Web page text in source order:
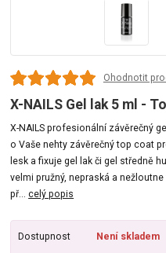
Ohodnotit
X-NAILS Gel lak 5 ml -
X-NAILS profesionální závěrečný
o Vaše nehty závěrečný top coat
lesk a fixuje gel lak či gel středně
velmi pružný, nepraská a
př...celý popis
Dostupnost Není skladem